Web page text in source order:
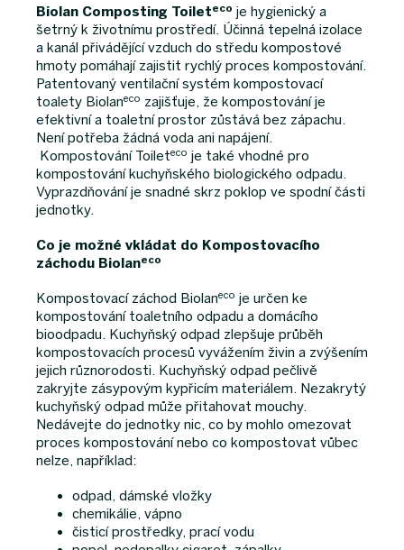
Biolan Composting Toileteco je hygienický a
šetrný k životnímu prostředí. Účinná tepelná izolace
a kanál přivádějící vzduch do středu kompostové
hmoty pomáhají zajistit rychlý proces kompostování.
Patentovaný ventilační systém kompostovací
toalety Biolaneco zajišťuje, že kompostování je
efektivní a toaletní prostor zůstává bez zápachu.
Není potřeba žádná voda ani napájení.
Kompostování Toileteco je také vhodné pro
kompostování kuchyňského biologického odpadu.
Vyprazdňování je snadné skrz poklop ve spodní části
jednotky.
Co je možné vkládat do Kompostovacího
záchodu Biolaneco
Kompostovací záchod Biolaneco je určen ke
kompostování toaletního odpadu a domácího
bioodpadu. Kuchyňský odpad zlepšuje průběh
kompostovacích procesů vyvážením živin a zvýšením
jejich různorodosti. Kuchyňský odpad pečlivě
zakryjte zásypovým kypřicím materiálem. Nezakrytý
kuchyňský odpad může přitahovat mouchy.
Nedávejte do jednotky nic, co by mohlo omezovat
proces kompostování nebo co kompostovat vůbec
nelze, například:
odpad, dámské vložky
chemikálie, vápno
čisticí prostředky, prací vodu